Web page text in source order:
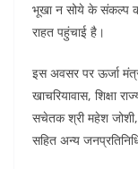
भूखा न सोये के संकल्प
राहत पहुंचाई है।
इस अवसर पर ऊर्जा
खाचरियावास, शिक्षा
सचेतक श्री महेश जोशी,
सहित अन्य